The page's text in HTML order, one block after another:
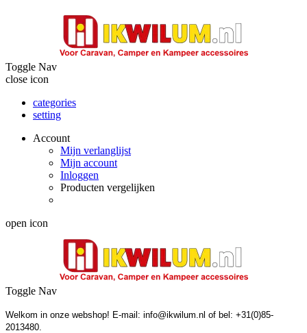
Toggle Nav
close icon
categories
setting
Account
Mijn verlanglijst
Mijn account
Inloggen
Producten vergelijken
open icon
Toggle Nav
Welkom in onze webshop! E-mail: info@ikwilum.nl of bel: +31(0)85-
2013480.